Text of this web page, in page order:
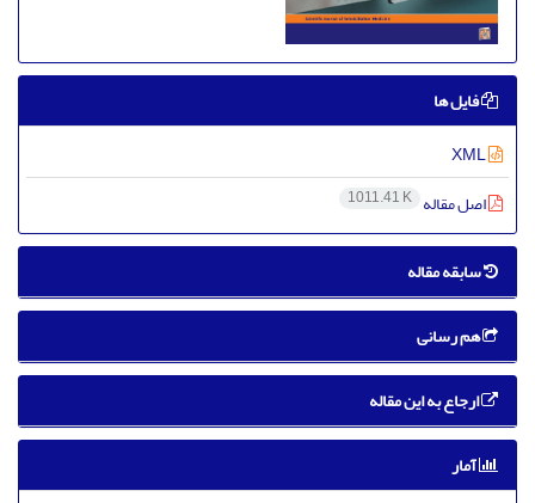
فایل ها
اصل مقاله 1011.41 K
سابقه مقاله
هم رسانی
ارجاع به این مقاله
آمار